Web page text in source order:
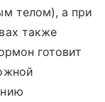
телом), а при
также
готовит